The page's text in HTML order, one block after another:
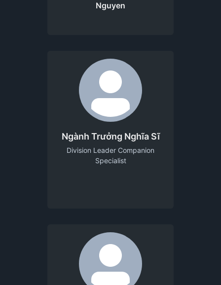
Nguyen
Ngành Trưởng Nghĩa Sĩ
Division Leader Companion
Specialist